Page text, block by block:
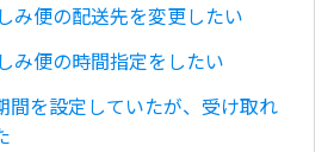
み便の配送先を変更したい
み便の時間指定をしたい
間を設定していたが、受け取れ